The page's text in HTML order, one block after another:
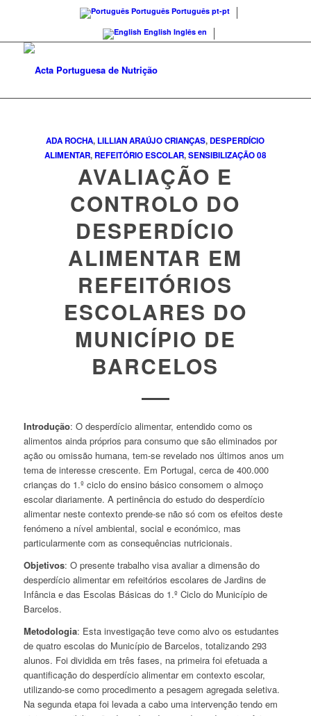
Português Português pt-pt
English Inglês en
ADA ROCHA, LILLIAN ARAÚJO CRIANÇAS,DESPERDÍCIO
ALIMENTAR, REFEITÓRIO ESCOLAR,SENSIBILIZAÇÃO08
AVALIAÇÃO E
CONTROLO DO
DESPERDÍCIO
ALIMENTAR EM
REFEITÓRIOS
ESCOLARES DO
MUNICÍPIO DE
BARCELOS
Introdução: O desperdício alimentar, entendido como os
alimentos ainda próprios para consumo que são eliminados por
ação ou omissão humana, tem-se revelado nos últimos anos um
tema de interesse crescente. Em Portugal, cerca de 400.000
crianças do 1.º ciclo do ensino básico consomem o almoço
escolar diariamente. A pertinência do estudo do desperdício
alimentar neste contexto prende-se não só com os efeitos deste
fenómeno a nível ambiental, social e económico, mas
particularmente com as consequências nutricionais.
Objetivos: O presente trabalho visa avaliar a dimensão do
desperdício alimentar em refeitórios escolares de Jardins de
Infância e das Escolas Básicas do 1.º Ciclo do Município de
Barcelos.
Metodologia: Esta investigação teve como alvo os estudantes
de quatro escolas do Município de Barcelos, totalizando 293
alunos. Foi dividida em três fases, na primeira foi efetuada a
quantificação do desperdício alimentar em contexto escolar,
utilizando-se como procedimento a pesagem agregada seletiva.
Na segunda etapa foi levada a cabo uma intervenção tendo em